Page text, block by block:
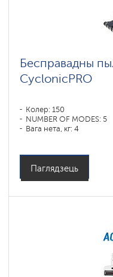
Бесправадны
CyclonicPRO
Колер: 150
NUMBER OF MODES: 5
Вага нета, кг: 4
Паглядзець
вертикальные
пылесосы
Polaris
Комплектующие
для
беспроводных